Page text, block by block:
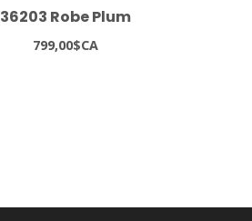
36203 Robe Plum
799,00$CA